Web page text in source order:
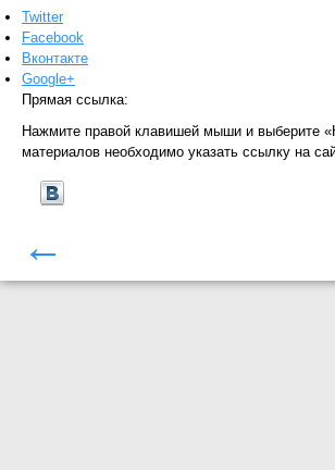
Twitter
Facebook
Вконтакте
Google+
Прямая ссылка:
Нажмите правой клавишей мыши и выберите
материалов необходимо указать ссылку на
←